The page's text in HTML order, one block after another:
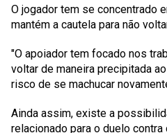
O jogador tem se concentrado
mantém a cautela para não
"O apoiador tem focado nos
voltar de maneira precipitada
risco de se machucar
Ainda assim, existe a
relacionado para o duelo